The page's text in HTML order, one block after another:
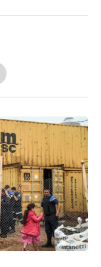
o
m
p
ar
tir